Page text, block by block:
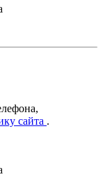
сайта .